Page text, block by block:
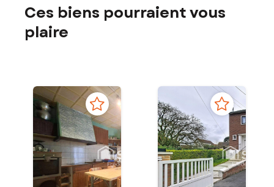
Ces biens pourraient vous
plaire